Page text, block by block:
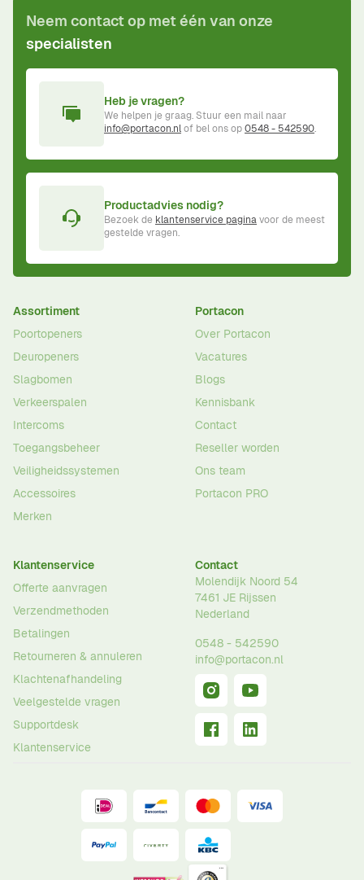
Neem contact op met één van onze
specialisten
Heb je vragen?
We helpen je graag. Stuur een mail naar
info@portacon.nlof bel ons op0548 - 542590.
Productadvies nodig?
Bezoek de klantenservice paginavoor de meest
gestelde vragen.
Assortiment
Poortopeners
Deuropeners
Slagbomen
Verkeerspalen
Intercoms
Toegangsbeheer
Veiligheidssystemen
Accessoires
Merken
Portacon
Over Portacon
Vacatures
Blogs
Kennisbank
Contact
Reseller worden
Ons team
Portacon PRO
Klantenservice
Offerte aanvragen
Verzendmethoden
Betalingen
Retourneren & annuleren
Klachtenafhandeling
Veelgestelde vragen
Supportdesk
Klantenservice
Contact
Molendijk Noord 54
7461 JE Rijssen
Nederland
0548 - 542590
info@portacon.nl